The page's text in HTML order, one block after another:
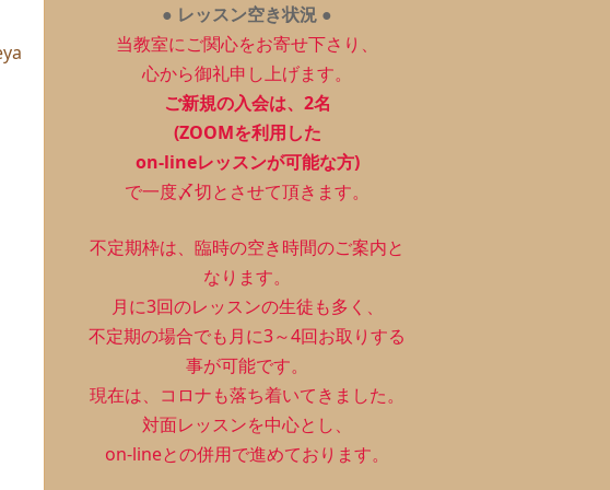
● レッスン空き状況 ●
当教室にご関心をお寄せ下さり、
心から御礼申し上げます。
ご新規の入会は、2名
(ZOOMを利用した
on-lineレッスンが可能な方)
で一度〆切とさせて頂きます。
不定期枠は、 臨時の空き時間のご案内と
なります。
月に3回のレッスンの生徒も多く、
不定期の場合でも月に3～4回お取りする
事が可能です。
現在は、コロナも落ち着いてきました。
対面レッスンを中心とし、
on-lineとの併用で進めております。